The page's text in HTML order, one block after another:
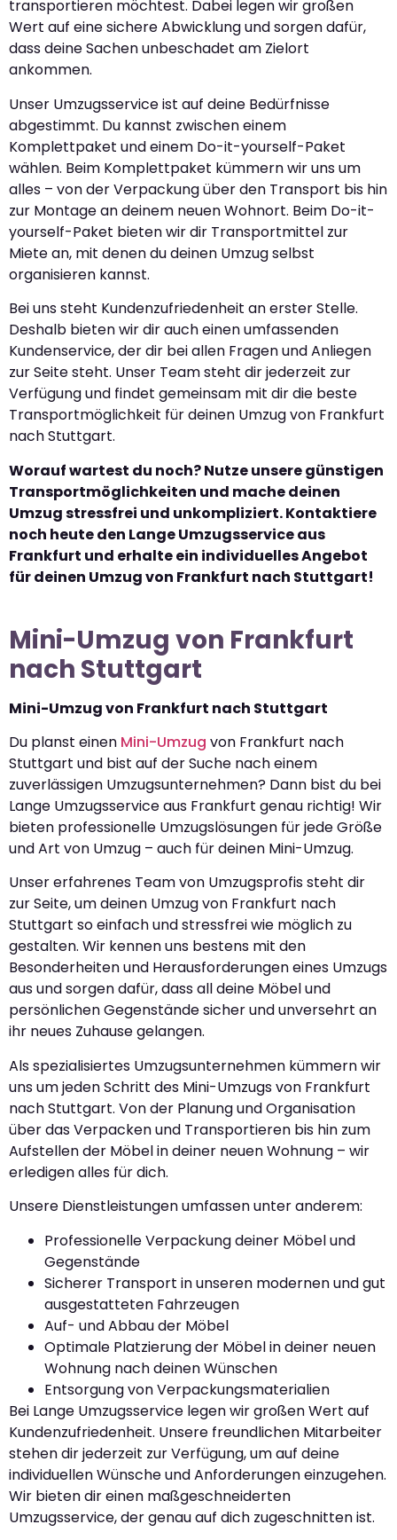
transportieren möchtest. Dabei legen wir großen
Wert auf eine sichere Abwicklung und sorgen dafür,
dass deine Sachen unbeschadet am Zielort
ankommen.
Unser Umzugsservice ist auf deine Bedürfnisse
abgestimmt. Du kannst zwischen einem
Komplettpaket und einem Do-it-yourself-Paket
wählen. Beim Komplettpaket kümmern wir uns um
alles – von der Verpackung über den Transport bis hin
zur Montage an deinem neuen Wohnort. Beim Do-it-
yourself-Paket bieten wir dir Transportmittel zur
Miete an, mit denen du deinen Umzug selbst
organisieren kannst.
Bei uns steht Kundenzufriedenheit an erster Stelle.
Deshalb bieten wir dir auch einen umfassenden
Kundenservice, der dir bei allen Fragen und Anliegen
zur Seite steht. Unser Team steht dir jederzeit zur
Verfügung und findet gemeinsam mit dir die beste
Transportmöglichkeit für deinen Umzug von Frankfurt
nach Stuttgart.
Worauf wartest du noch? Nutze unsere günstigen
Transportmöglichkeiten und mache deinen
Umzug stressfrei und unkompliziert. Kontaktiere
noch heute den Lange Umzugsservice aus
Frankfurt und erhalte ein individuelles Angebot
für deinen Umzug von Frankfurt nach Stuttgart!
Mini-Umzug von Frankfurt
nach Stuttgart
Mini-Umzug von Frankfurt nach Stuttgart
Du planst einen Mini-Umzug von Frankfurt nach
Stuttgart und bist auf der Suche nach einem
zuverlässigen Umzugsunternehmen? Dann bist du bei
Lange Umzugsservice aus Frankfurt genau richtig! Wir
bieten professionelle Umzugslösungen für jede Größe
und Art von Umzug – auch für deinen Mini-Umzug.
Unser erfahrenes Team von Umzugsprofis steht dir
zur Seite, um deinen Umzug von Frankfurt nach
Stuttgart so einfach und stressfrei wie möglich zu
gestalten. Wir kennen uns bestens mit den
Besonderheiten und Herausforderungen eines Umzugs
aus und sorgen dafür, dass all deine Möbel und
persönlichen Gegenstände sicher und unversehrt an
ihr neues Zuhause gelangen.
Als spezialisiertes Umzugsunternehmen kümmern wir
uns um jeden Schritt des Mini-Umzugs von Frankfurt
nach Stuttgart. Von der Planung und Organisation
über das Verpacken und Transportieren bis hin zum
Aufstellen der Möbel in deiner neuen Wohnung – wir
erledigen alles für dich.
Unsere Dienstleistungen umfassen unter anderem:
Professionelle Verpackung deiner Möbel und
Gegenstände
Sicherer Transport in unseren modernen und gut
ausgestatteten Fahrzeugen
Auf- und Abbau der Möbel
Optimale Platzierung der Möbel in deiner neuen
Wohnung nach deinen Wünschen
Entsorgung von Verpackungsmaterialien
Bei Lange Umzugsservice legen wir großen Wert auf
Kundenzufriedenheit. Unsere freundlichen Mitarbeiter
stehen dir jederzeit zur Verfügung, um auf deine
individuellen Wünsche und Anforderungen einzugehen.
Wir bieten dir einen maßgeschneiderten
Umzugsservice, der genau auf dich zugeschnitten ist.